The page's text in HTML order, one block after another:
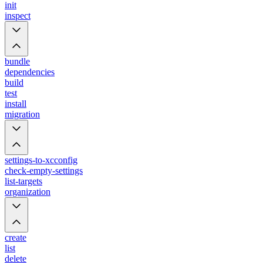
init
inspect
bundle
dependencies
build
test
install
migration
settings-to-xcconfig
check-empty-settings
list-targets
organization
create
list
delete